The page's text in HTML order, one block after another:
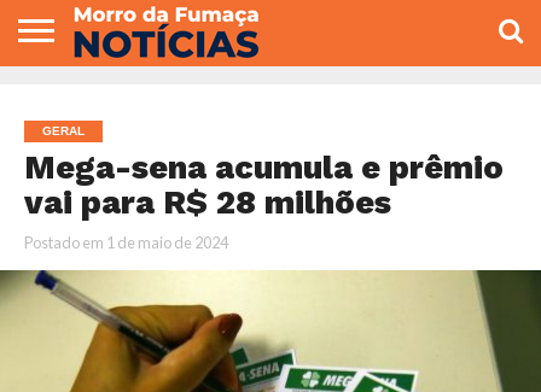
VEREADORES
GERAL
Mega-sena acumula e prêmio
vai para R$ 28 milhões
Postado em 1 de maio de 2024